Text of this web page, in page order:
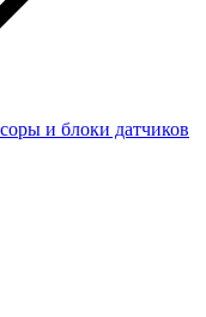
и блоки датчиков